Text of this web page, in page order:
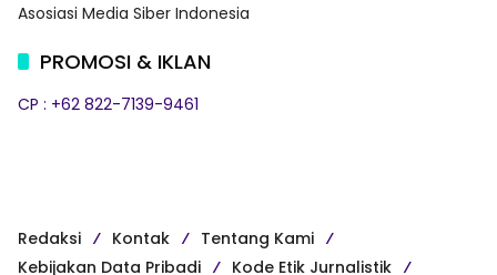
Asosiasi Media Siber Indonesia
PROMOSI & IKLAN
CP : +62 822-7139-9461
Redaksi Kontak
Tentang Kami
Kebijakan Data Pribadi
Kode Etik Jurnalistik